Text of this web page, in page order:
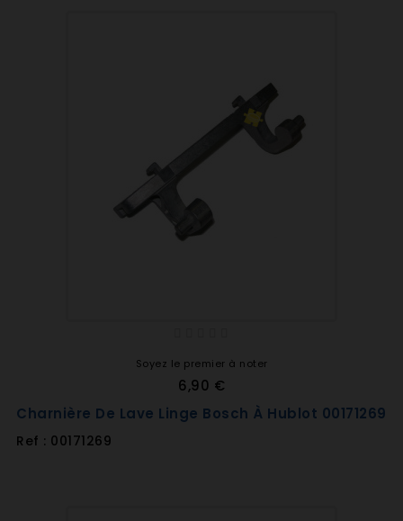
Soyez le premier à noter
6,90 €
Charnière De Lave Linge Bosch À Hublot 00171269
Ref : 00171269